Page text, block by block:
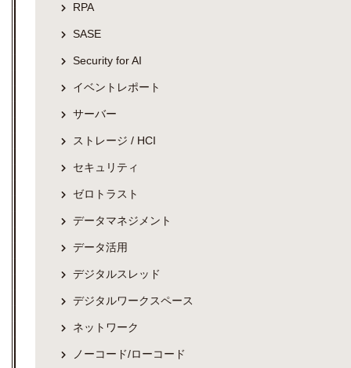
RPA
SASE
Security for AI
イベントレポート
サーバー
ストレージ / HCI
セキュリティ
ゼロトラスト
データマネジメント
データ活用
デジタルスレッド
デジタルワークスペース
ネットワーク
ノーコード/ローコード